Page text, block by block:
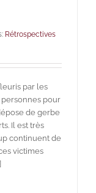
Rétrospectives
par les
pour
de gerbe
Il est très
continuent de
victimes